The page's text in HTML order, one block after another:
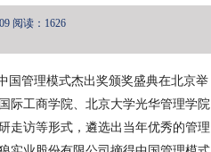
阅读：1626
国管理模式杰出奖颁奖盛典在北京举
际工商学院、北京大学光华管理学院
走访等形式，遴选出当年优秀的管理